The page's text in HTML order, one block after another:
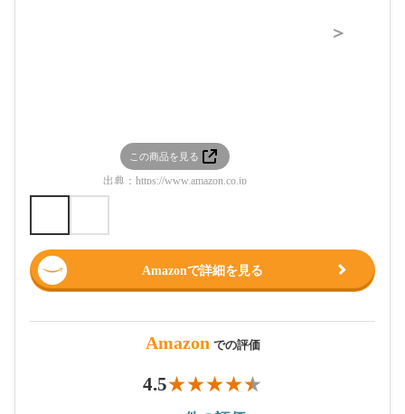
この商品を見る
出典： https://www.amazon.co.jp
＞
Amazonで詳細を見る
Amazon での評価
4.5